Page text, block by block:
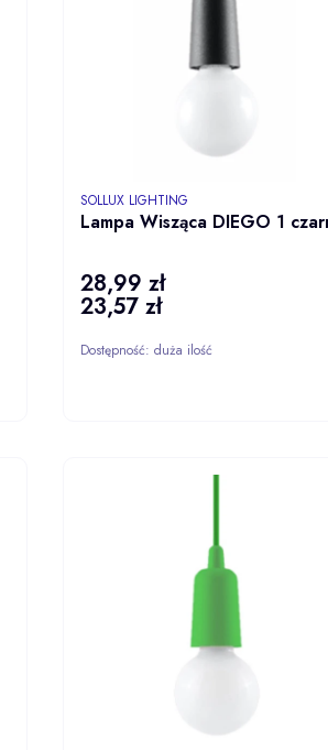
Lampa Wisząca DIEGO 1
PRODUCENT
SOLLUX LIGHTING
Cena
28,99 zł
Cena
23,57 zł
Dostępność: duża ilość